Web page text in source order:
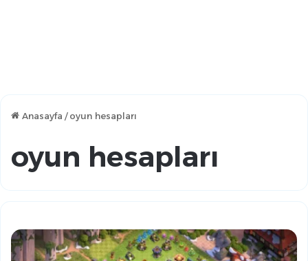
Anasayfa / oyun hesapları
oyun hesapları